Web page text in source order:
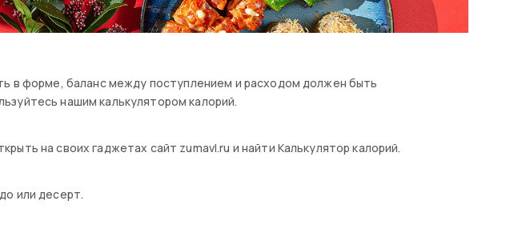
в форме, баланс между поступлением и расходом должен быть
нашим калькулятором калорий.
на своих гаджетах сайт zumavl.ru и найти Калькулятор калорий.
или десерт.